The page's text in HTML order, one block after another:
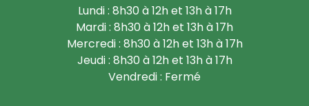
Lundi : 8h30 à 12h et 13h à 17h
Mardi : 8h30 à 12h et 13h à 17h
Mercredi : 8h30 à 12h et 13h à 17h
Jeudi : 8h30 à 12h et 13h à 17h
Vendredi : Fermé